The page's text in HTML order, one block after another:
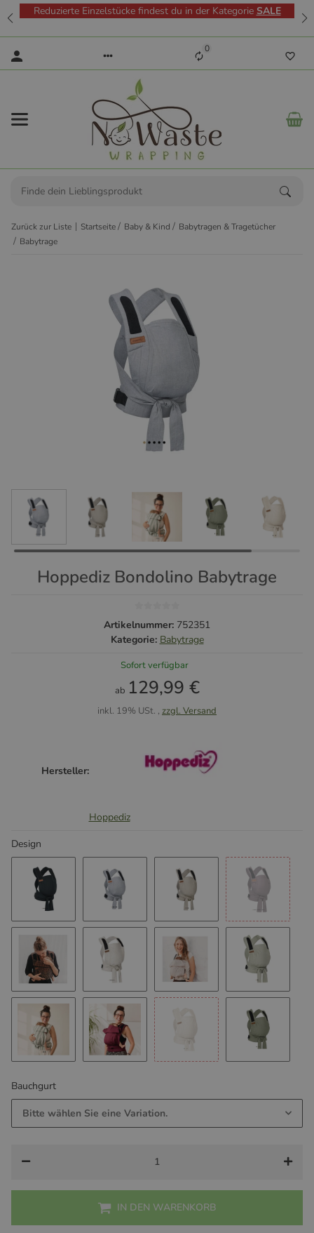
Reduzierte Einzelstücke findest du in der Kategorie SALE
0
Zurück zur Liste Startseite Baby & Kind
Babytragen & Tragetücher
Babytrage
Hoppediz Bondolino Babytrage
Artikelnummer: 752351
Kategorie: Babytrage
Sofort verfügbar
ab 129,99 €
inkl. 19% USt. , zzgl. Versand
Hersteller:
Hoppediz
Design
b.pure all Blackb.pure all Greyb.pure Cádiz b.pure all
b.pure Darwin Blackb.pure Grenada Natur Leinen
b.pure Kigali b.pure Elba
Bauchgurt
Bitte wählen Sie eine Variation.
IN DEN WARENKORB